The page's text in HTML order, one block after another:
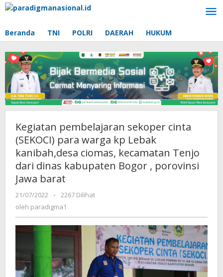
Lewati
Beranda TNI POLRI DAERAH HUKUM
Kegiatan pembelajaran sekoper cinta
(SEKOCI) para warga kp Lebak
kanibah,desa ciomas, kecamatan Tenjo
dari dinas kabupaten Bogor , porovinsi
Jawa barat
21/07/2022
oleh
paradigma1
-
2267 Dilihat
oleh paradigma1